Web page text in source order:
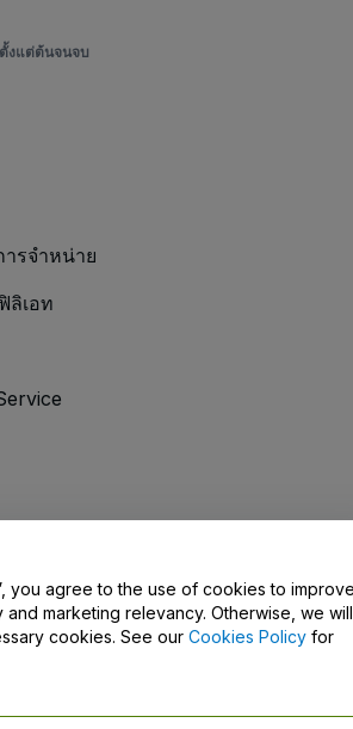
งแต่ต้นจนจบ
ารจำหน่าย
ลิเอท
/ Contact Us
you agree to the use of cookies to
and marketing relevancy. Otherwise, we will
cookies. See our Cookies Policy for